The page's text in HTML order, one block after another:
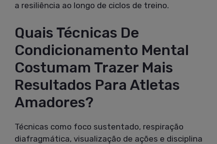
a resiliência ao longo de ciclos de treino.
Quais Técnicas De
Condicionamento Mental
Costumam Trazer Mais
Resultados Para Atletas
Amadores?
Técnicas como foco sustentado, respiração
diafragmática, visualização de ações e disciplina